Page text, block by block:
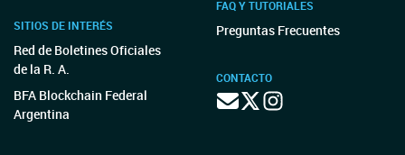
SITIOS DE INTERÉS
Red de Boletines Oficiales
de la R. A.
BFA Blockchain Federal
Argentina
FAQ Y TUTORIALES
Preguntas Frecuentes
CONTACTO